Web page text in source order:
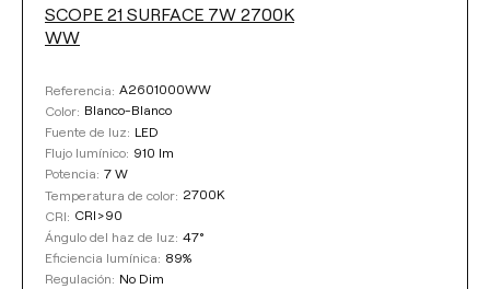
SCOPE 21 SURFACE 7W 2700K
WW
Referencia: A2601000WW
Color: Blanco-Blanco
Fuente de luz: LED
Flujo lumínico: 910 lm
Potencia: 7 W
Temperatura de color: 2700K
CRI: CRI>90
Ángulo del haz de luz: 47°
Eficiencia lumínica: 89%
Regulación: No Dim